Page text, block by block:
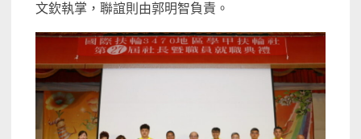
文欽執掌，聯誼則由郭明智負責。